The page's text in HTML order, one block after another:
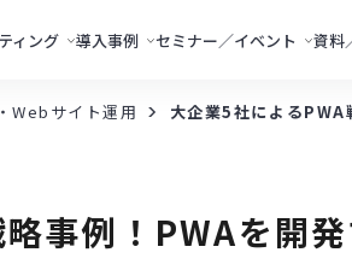
ィング 導入事例 セミナー／イベント 資料
Webサイト運用 大企業5社によるPWA
事例！PWAを開